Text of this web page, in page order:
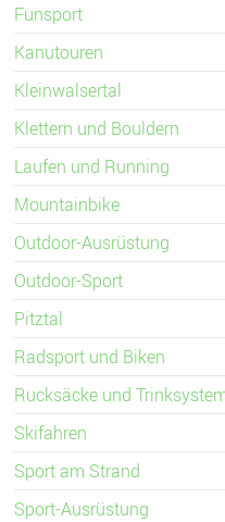
Funsport
Kanutouren
Kleinwalsertal
Klettern und Bouldern
Laufen und Running
Mountainbike
Outdoor-Ausrüstung
Outdoor-Sport
Pitztal
Radsport und Biken
Rucksäcke und
Skifahren
Sport am Strand
Sport-Ausrüstung